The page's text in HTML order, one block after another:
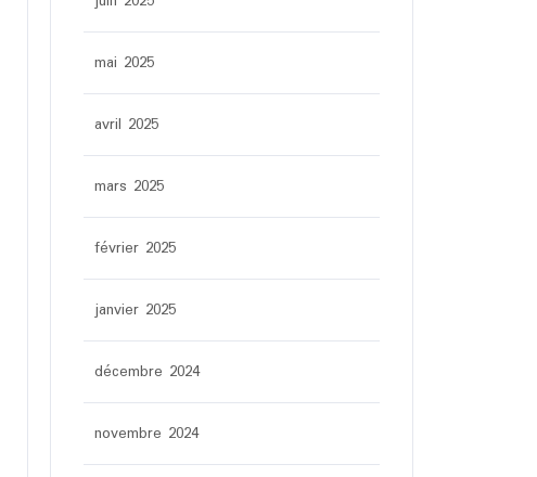
mai 2025
avril 2025
mars 2025
février 2025
janvier 2025
décembre 2024
novembre 2024